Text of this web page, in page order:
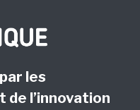
les
de l’innovation